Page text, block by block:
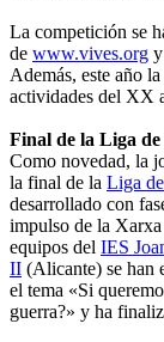
La competición se
de www.vives.org
Además, este año
actividades del XX
Final de la Liga
Como novedad, la
la final de la Liga
desarrollado con
impulso de la
equipos del IES
II (Alicante) se han
el tema «Si
guerra?» y ha